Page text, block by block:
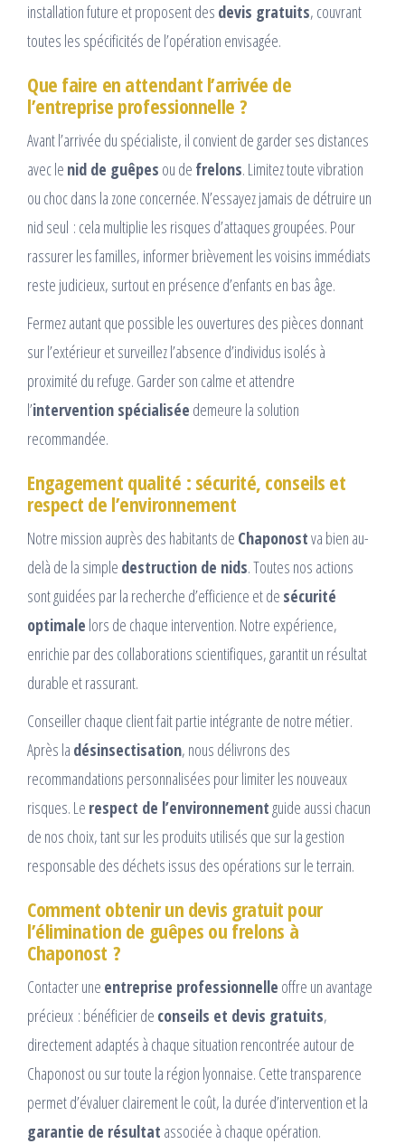
installation future et proposent des devis gratuits, couvrant
toutes les spécificités de l’opération envisagée.
Que faire en attendant l’arrivée de
l’entreprise professionnelle ?
Avant l’arrivée du spécialiste, il convient de garder ses distances
avec le nid de guêpes ou de frelons. Limitez toute vibration
ou choc dans la zone concernée. N’essayez jamais de détruire un
nid seul : cela multiplie les risques d’attaques groupées. Pour
rassurer les familles, informer brièvement les voisins immédiats
reste judicieux, surtout en présence d’enfants en bas âge.
Fermez autant que possible les ouvertures des pièces donnant
sur l’extérieur et surveillez l’absence d’individus isolés à
proximité du refuge. Garder son calme et attendre
l’intervention spécialisée demeure la solution
recommandée.
Engagement qualité : sécurité, conseils et
respect de l’environnement
Notre mission auprès des habitants de Chaponostva bien au-
delà de la simple destruction de nids. Toutes nos actions
sont guidées par la recherche d’efficience et de sécurité
optimale lors de chaque intervention. Notre expérience,
enrichie par des collaborations scientifiques, garantit un résultat
durable et rassurant.
Conseiller chaque client fait partie intégrante de notre métier.
Après la désinsectisation, nous délivrons des
recommandations personnalisées pour limiter les nouveaux
risques. Le respect de l’environnementguide aussi chacun
de nos choix, tant sur les produits utilisés que sur la gestion
responsable des déchets issus des opérations sur le terrain.
Comment obtenir un devis gratuit pour
l’élimination de guêpes ou frelons à
Chaponost ?
Contacter une entreprise professionnelle offre un avantage
précieux : bénéficier de conseils et devis gratuits,
directement adaptés à chaque situation rencontrée autour de
Chaponost ou sur toute la région lyonnaise. Cette transparence
permet d’évaluer clairement le coût, la durée d’intervention et la
garantie de résultat associée à chaque opération.